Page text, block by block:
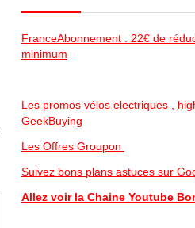
FranceAbonnement : 22€ de
minimum
Les promos vélos electriques ,
GeekBuying
Les Offres Groupon
Suivez bons plans astuces sur
Allez voir la Chaine Youtube